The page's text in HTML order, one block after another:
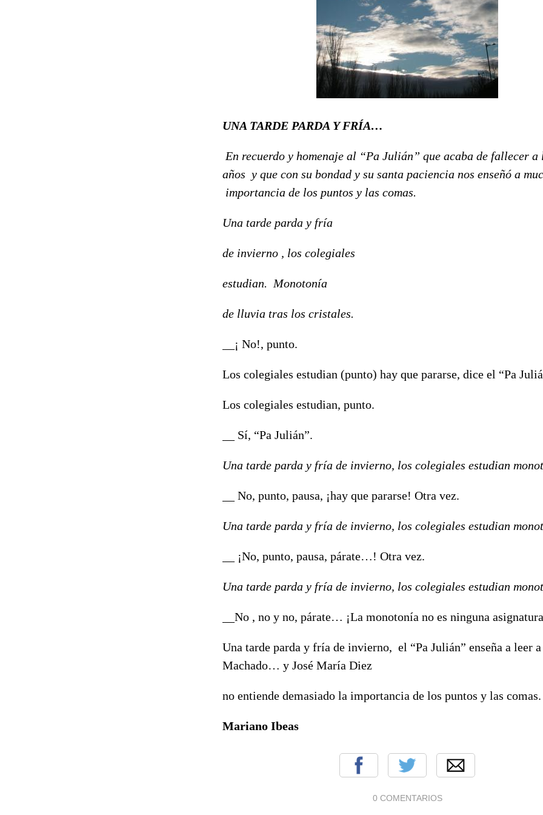
UNA TARDE PARDA Y FRÍA…
En recuerdo y homenaje al “Pa Julián” que acaba de fallecer a
años y que con su bondad y su santa paciencia nos enseñó a
importancia de los puntos y las comas.
Una tarde parda y fría
de invierno , los colegiales
estudian. Monotonía
de lluvia tras los cristales.
__¡ No!, punto.
Los colegiales estudian (punto) hay que pararse, dice el “Pa
Los colegiales estudian, punto.
__ Sí, “Pa Julián”.
Una tarde parda y fría de invierno, los colegiales estudian
__ No, punto, pausa, ¡hay que pararse! Otra vez.
Una tarde parda y fría de invierno, los colegiales estudian
__ ¡No, punto, pausa, párate…! Otra vez.
Una tarde parda y fría de invierno, los colegiales estudian
__No , no y no, párate… ¡La monotonía no es ninguna
Una tarde parda y fría de invierno, el “Pa Julián” enseña a leer a
Machado… y José María Diez
no entiende demasiado la importancia de los puntos y las comas.
Mariano Ibeas
0 COMENTARIOS